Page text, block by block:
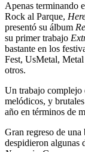
Apenas terminando
Rock al Parque,
presentó su álbum
su primer trabajo
bastante en los
Fest, UsMetal,
otros.
Un trabajo complejo
melódicos, y
año en términos de
Gran regreso de una
despidieron algunas